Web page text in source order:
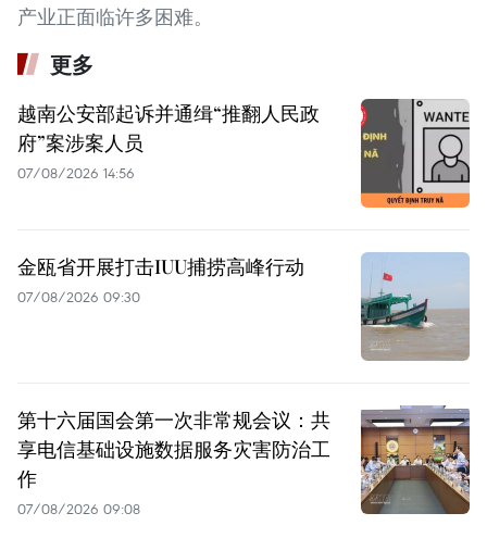
产业正面临许多困难。
更多
越南公安部起诉并通缉“推翻人民政
府”案涉案人员
07/08/2026 14:56
金瓯省开展打击IUU捕捞高峰行动
07/08/2026 09:30
第十六届国会第一次非常规会议：共
享电信基础设施数据服务灾害防治工
作
07/08/2026 09:08